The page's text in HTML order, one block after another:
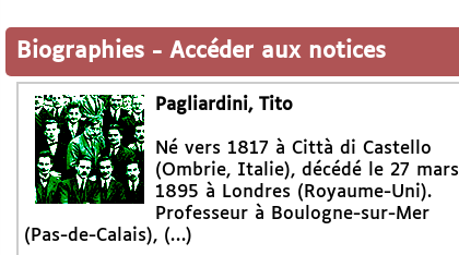
Biographies - Accéder aux notices
Pagliardini, Tito
Né vers 1817 à Città di Castello
(Ombrie, Italie), décédé le 27 mars
1895 à Londres (Royaume-Uni).
Professeur à Boulogne-sur-Mer
(Pas-de-Calais), (…)